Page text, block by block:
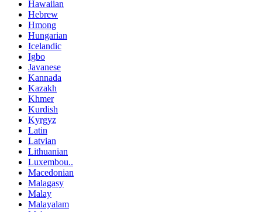
Hawaiian
Hebrew
Hmong
Hungarian
Icelandic
Igbo
Javanese
Kannada
Kazakh
Khmer
Kurdish
Kyrgyz
Latin
Latvian
Lithuanian
Luxembou..
Macedonian
Malagasy
Malay
Malayalam